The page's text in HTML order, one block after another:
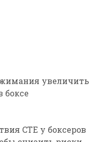
увеличить
боксе
CTE у боксеров